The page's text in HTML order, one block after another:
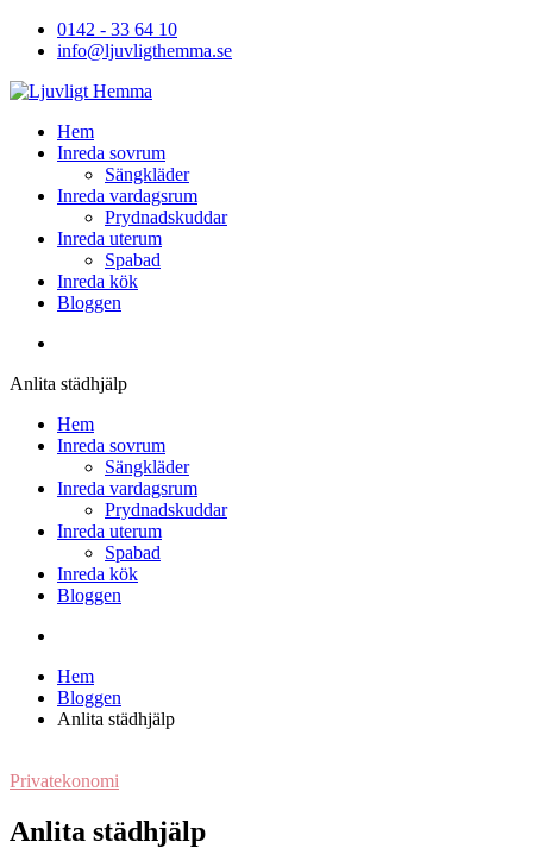
Hoppa0142 - 33 64 10
info@ljuvligthemma.se
Ljuvligt Hemma
Hem
Inreda sovrum
Sängkläder
Inreda vardagsrum
Prydnadskuddar
Inreda uterum
Spabad
Inreda kök
Bloggen
Anlita städhjälp
Hem
Inreda sovrum
Sängkläder
Inreda vardagsrum
Prydnadskuddar
Inreda uterum
Spabad
Inreda kök
Bloggen
Hem
Bloggen
Anlita städhjälp
Privatekonomi
Anlita städhjälp